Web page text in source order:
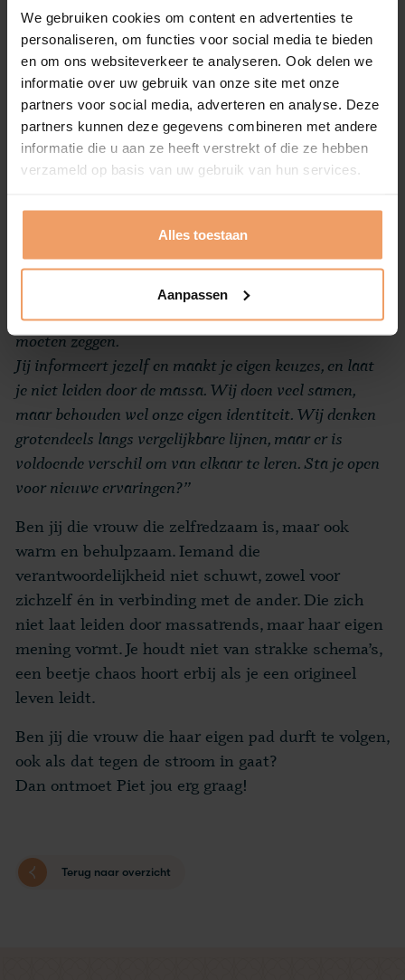
We gebruiken cookies om content en advertenties te
personaliseren, om functies voor social media te bieden
en om ons websiteverkeer te analyseren. Ook delen we
informatie over uw gebruik van onze site met onze
partners voor social media, adverteren en analyse. Deze
partners kunnen deze gegevens combineren met andere
informatie die u aan ze heeft verstrekt of die ze hebben
verzameld op basis van uw gebruik van hun services.
Alles toestaan
Aanpassen
niet, het wordt beperkt door
menselijke perceptie.
Piet
“Ik ben op zoek naar een gelijkgestemde ziel, bij
wie ik mezelf kan zijn; die met mij de wereld wil
verkennen, fysiek maar ook in dialoog. Die er net als ik
ertegen opziet om ooit “daar ben ik te oud voor” te
moeten zeggen.
Jij informeert jezelf en maakt je eigen keuzes, en laat
je niet leiden door de massa. Wij doen veel samen,
maar behouden wel onze eigen identiteit. Wij denken
grotendeels langs vergelijkbare lijnen, maar er is
voldoende verschil om van elkaar te leren. Sta je open
voor nieuwe ervaringen?”
Ben jij die vrouw die zelfredzaam is, maar ook
warm en behulpzaam. Iemand die
verantwoordelijkheid niet schuwt, zowel voor
zichzelf én in verbinding met de ander. Die zich
niet laat leiden door massatrends, maar haar eigen
mening vormt. Je houdt niet van strakke schema’s,
een beetje chaos hoort erbij als je een origineel
leven leidt.
Ben jij die vrouw die haar eigen pad durft te volgen,
ook als dat tegen de stroom in gaat?
Dan ontmoet Piet jou erg graag!
Terug naar overzicht